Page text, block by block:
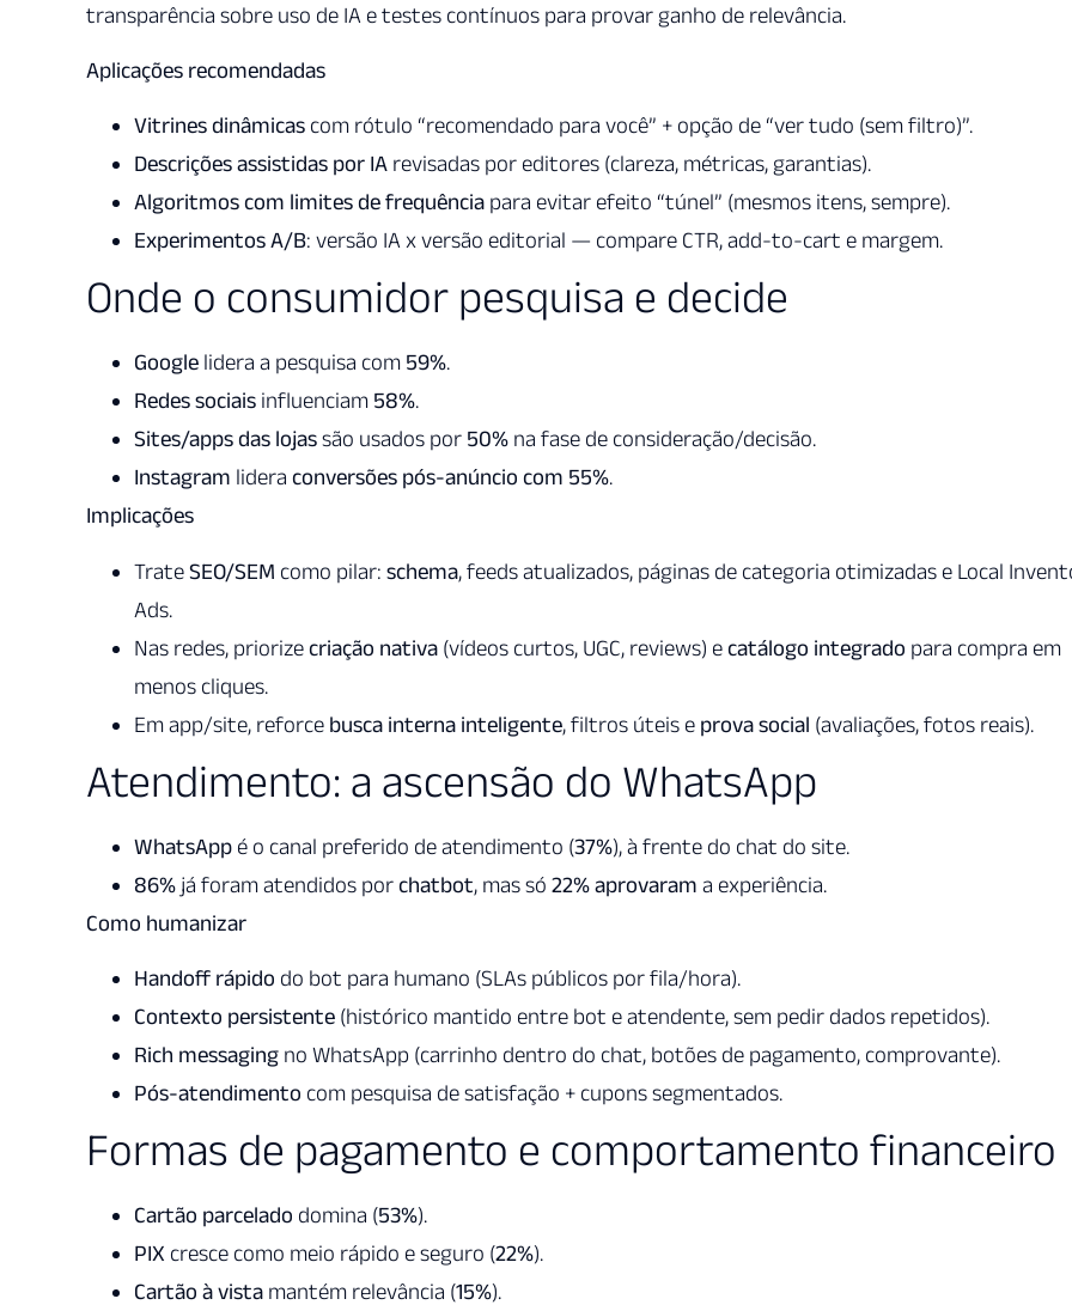
transparência sobre uso de IA e testes contínuos para provar ganho de relevância.
Aplicações recomendadas
Vitrines dinâmicas com rótulo “recomendado para você” + opção de “ver tudo (sem filtro)”.
Descrições assistidas por IA revisadas por editores (clareza, métricas, garantias).
Algoritmos com limites de frequência para evitar efeito “túnel” (mesmos itens, sempre).
Experimentos A/B: versão IA x versão editorial — compare CTR, add-to-cart e margem.
Onde o consumidor pesquisa e decide
Google lidera a pesquisa com 59%.
Redes sociais influenciam 58%.
Sites/apps das lojassão usados por 50% na fase de consideração/decisão.
Instagram lidera conversões pós-anúncio com 55%.
Implicações
TrateSEO/SEM como pilar: schema, feeds atualizados, páginas de categoria otimizadas e Local
Ads.
Nas redes, priorizecriação nativa (vídeos curtos, UGC, reviews) ecatálogo integrado para compra em
menos cliques.
Em app/site, reforce busca interna inteligente, filtros úteis e prova social (avaliações, fotos reais).
Atendimento: a ascensão do WhatsApp
WhatsApp é o canal preferido de atendimento (37%), à frente do chat do site.
86% já foram atendidos porchatbot, mas só 22%aprovaram a experiência.
Como humanizar
Handoff rápido do bot para humano (SLAs públicos por fila/hora).
Contexto persistente (histórico mantido entre bot e atendente, sem pedir dados repetidos).
Rich messaging no WhatsApp (carrinho dentro do chat, botões de pagamento, comprovante).
Pós-atendimento com pesquisa de satisfação + cupons segmentados.
Formas de pagamento e comportamento financeiro
Cartão parcelado domina (53%).
PIX cresce como meio rápido e seguro (22%).
Cartão à vista mantém relevância (15%).